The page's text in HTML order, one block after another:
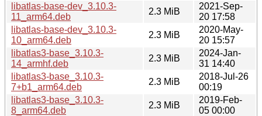
libatlas-base-dev_3.10.3-
11_arm64.deb
2.3 MiB
2021-Sep-
20 17:58
libatlas-base-dev_3.10.3-
10_arm64.deb
2.3 MiB
2020-May-
20 15:57
libatlas3-base_3.10.3-
14_armhf.deb
2.3 MiB
2024-Jan-
31 14:40
libatlas3-base_3.10.3-
7+b1_arm64.deb
2.3 MiB
2018-Jul-26
00:19
libatlas3-base_3.10.3-
8_arm64.deb
2.3 MiB
2019-Feb-
05 00:00